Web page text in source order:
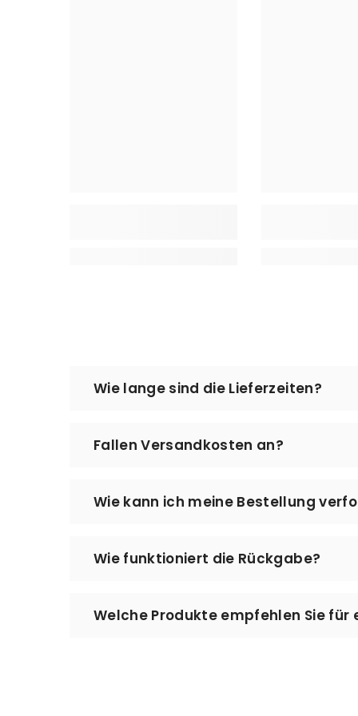
Wie lange sind die Lieferzeiten?
Die Bearbeitung Ihrer Bestellung, die
Werktage. Bei MeinLeseplatz setzen
Fallen Versandkosten an?
Nein – der Versand ist kostenlos. Es
Wie kann ich meine Bestellung
Den Status Ihrer Bestellung können Sie
aktuellen Lieferstatus einzusehen. Bitte
Wie funktioniert die Rückgabe?
Sie können Ihre Bestellung innerhalb
Kontakt@meinleseplatz.de – wir
Welche Produkte empfehlen Sie für